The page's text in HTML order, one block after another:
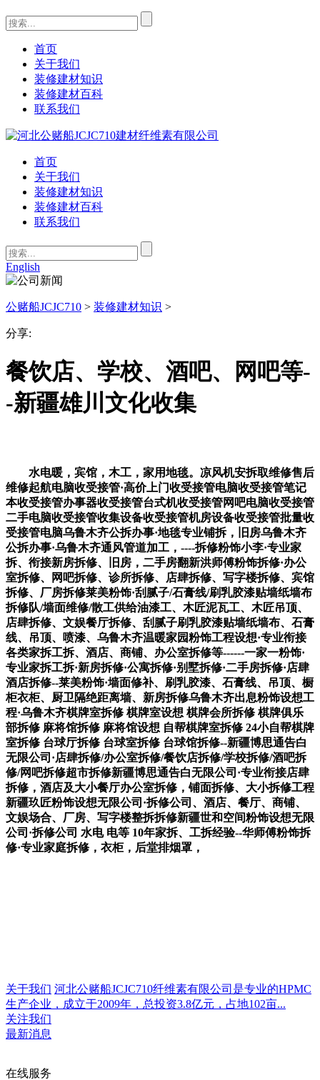
首页
关于我们
装修建材知识
装修建材百科
联系我们
首页
关于我们
装修建材知识
装修建材百科
联系我们
English
公赌船JCJC710 > 装修建材知识 >
分享:
餐饮店、学校、酒吧、网吧等-
-新疆雄川文化收集
水电暖，宾馆，木工，家用地毯。凉风机安拆取维修售后
维修起航电脑收受接管·高价上门收受接管电脑收受接管笔记
本收受接管办事器收受接管台式机收受接管网吧电脑收受接管
二手电脑收受接管收集设备收受接管机房设备收受接管批量收
受接管电脑乌鲁木齐公拆办事·地毯专业铺拆，旧房乌鲁木齐
公拆办事·乌鲁木齐通风管道加工，----拆修粉饰小李·专业家
拆、衔接新房拆修、旧房，二手房翻新洪师傅粉饰拆修·办公
室拆修、网吧拆修、诊所拆修、店肆拆修、写字楼拆修、宾馆
拆修、厂房拆修莱美粉饰·刮腻子/石膏线/刷乳胶漆贴墙纸墙布
拆修队/墙面维修/散工供给油漆工、木匠泥瓦工、木匠吊顶、
店肆拆修、文娱餐厅拆修、刮腻子刷乳胶漆贴墙纸墙布、石膏
线、吊顶、喷漆、乌鲁木齐温暖家园粉饰工程设想·专业衔接
各类家拆工拆、酒店、商铺、办公室拆修等------一家一粉饰·
专业家拆工拆·新房拆修·公寓拆修·别墅拆修·二手房拆修·店肆
酒店拆修--莱美粉饰·墙面修补、刷乳胶漆、石膏线、吊顶、橱
柜衣柜、厨卫隔绝距离墙、新房拆修乌鲁木齐出息粉饰设想工
程·乌鲁木齐棋牌室拆修 棋牌室设想 棋牌会所拆修 棋牌俱乐
部拆修 麻将馆拆修 麻将馆设想 自帮棋牌室拆修 24小自帮棋牌
室拆修 台球厅拆修 台球室拆修 台球馆拆修--新疆博思通告白
无限公司·店肆拆修/办公室拆修/餐饮店拆修/学校拆修/酒吧拆
修/网吧拆修超市拆修新疆博思通告白无限公司·专业衔接店肆
拆修，酒店及大小餐厅办公室拆修，铺面拆修、大小拆修工程
新疆玖匠粉饰设想无限公司·拆修公司、酒店、餐厅、商铺、
文娱场合、厂房、写字楼整拆拆修新疆世和空间粉饰设想无限
公司·拆修公司 水电 电等 10年家拆、工拆经验--华师傅粉饰拆
修·专业家庭拆修，衣柜，后堂排烟罩，
关于我们 河北公赌船JCJC710纤维素有限公司是专业的HPMC
生产企业，成立于2009年，总投资3.8亿元，占地102亩...
关注我们
最新消息
在线服务